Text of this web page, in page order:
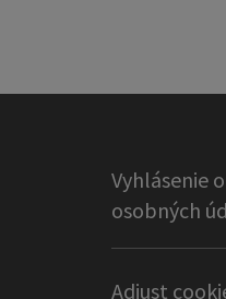
Vyhlásenie
osobných
Adjust